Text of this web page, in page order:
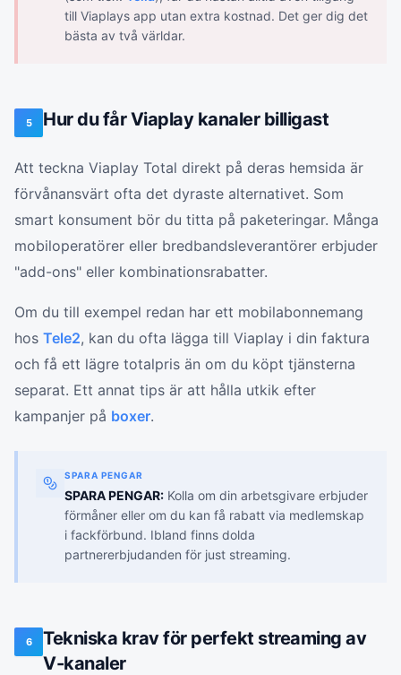
till Viaplays app utan extra kostnad. Det ger dig det
bästa av två världar.
5 Hur du får Viaplay kanaler billigast
Att teckna Viaplay Total direkt på deras hemsida är
förvånansvärt ofta det dyraste alternativet. Som
smart konsument bör du titta på paketeringar. Många
mobiloperatörer eller bredbandsleverantörer erbjuder
"add-ons" eller kombinationsrabatter.
Om du till exempel redan har ett mobilabonnemang
hos Tele2, kan du ofta lägga till Viaplay i din faktura
och få ett lägre totalpris än om du köpt tjänsterna
separat. Ett annat tips är att hålla utkik efter
kampanjer på boxer.
SPARA PENGAR
SPARA PENGAR: Kolla om din arbetsgivare erbjuder
förmåner eller om du kan få rabatt via medlemskap
i fackförbund. Ibland finns dolda
partnererbjudanden för just streaming.
6
Tekniska krav för perfekt streaming av
V-kanaler